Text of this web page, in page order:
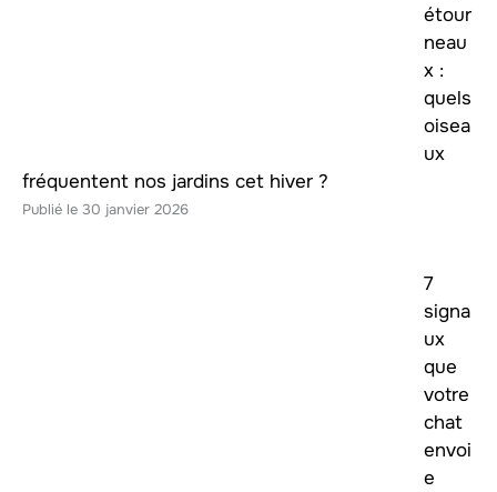
étour
neau
x :
quels
oisea
ux
fréquentent nos jardins cet hiver ?
30 janvier 2026
7
signa
ux
que
votre
chat
envoi
e